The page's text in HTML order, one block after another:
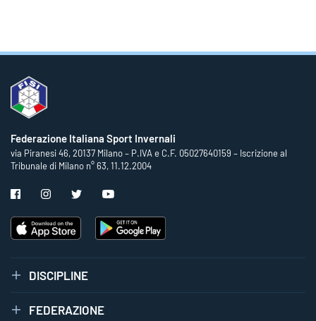
Federazione Italiana Sport Invernali
via Piranesi 46, 20137 Milano – P.IVA e C.F. 05027640159 – Iscrizione al
Tribunale di Milano n° 63, 11.12.2004
DISCIPLINE
FEDERAZIONE